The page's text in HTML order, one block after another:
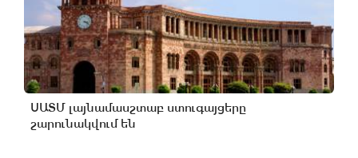
ՍԱՏՄ լայնամասշտաբ ստուգայցերը
շարունակվում են